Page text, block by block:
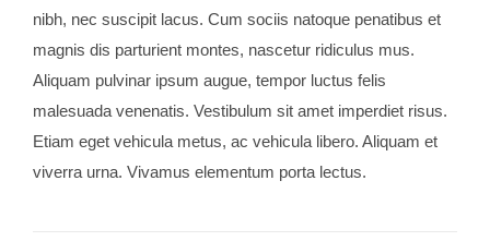
nibh, nec suscipit lacus. Cum sociis natoque penatibus et
magnis dis parturient montes, nascetur ridiculus mus.
Aliquam pulvinar ipsum augue, tempor luctus felis
malesuada venenatis. Vestibulum sit amet imperdiet risus.
Etiam eget vehicula metus, ac vehicula libero. Aliquam et
viverra urna. Vivamus elementum porta lectus.